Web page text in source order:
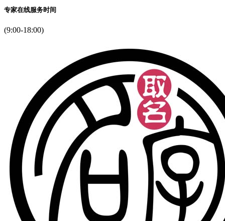
专家在线服务时间
(9:00-18:00)